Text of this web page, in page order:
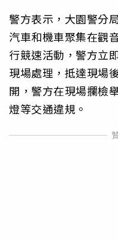
警方表示，大園警分
汽車和機車聚集在觀
行競速活動，警方立
現場處理，抵達現場
開，警方在現場攔檢
燈等交通違規。